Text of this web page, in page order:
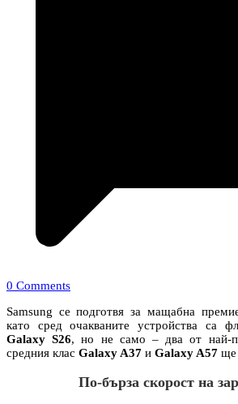
0 Comments
Samsung се подготвя за мащабна
като сред очакваните устройства са
Galaxy S26, но не само – два от най-
средния клас Galaxy A37 и Galaxy A57 ще
По-бърза скорост на